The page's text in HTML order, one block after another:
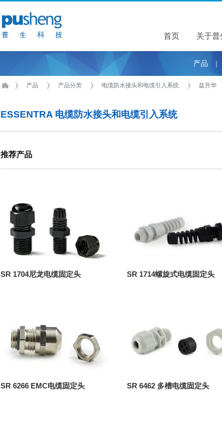
首页 关于普
关于普
产品
产品 产品分类 电缆防水接头和电缆引入系统 益升华
ESSENTRA 电缆防水接头和电缆引入系统
推荐产品
SR 1704尼龙电缆固定头 SR 1714螺旋式电缆固定头
SR 6266 EMC电缆固定头 SR 6462 多槽电缆固定头